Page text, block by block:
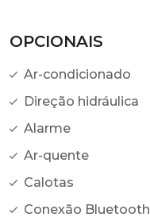
OPCIONAIS
Ar-condicionado
Direção hidráulica
Alarme
Ar-quente
Calotas
Conexão Bluetooth